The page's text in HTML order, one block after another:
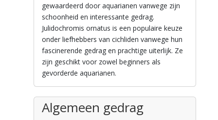
gewaardeerd door aquarianen vanwege zijn
schoonheid en interessante gedrag.
Julidochromis ornatus is een populaire keuze
onder liefhebbers van cichliden vanwege hun
fascinerende gedrag en prachtige uiterlijk. Ze
zijn geschikt voor zowel beginners als
gevorderde aquarianen.
Algemeen gedrag